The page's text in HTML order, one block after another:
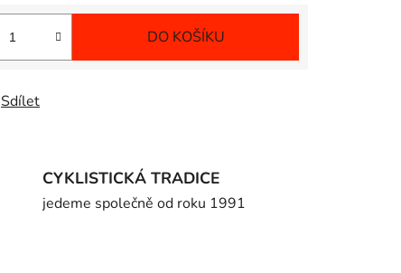
DO KOŠÍKU
Sdílet
CYKLISTICKÁ TRADICE
jedeme společně od roku 1991